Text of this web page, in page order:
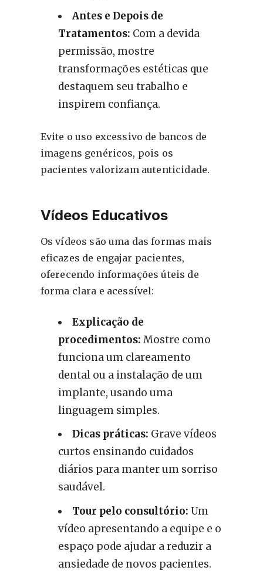
Antes e Depois de
Tratamentos: Com a devida
permissão, mostre
transformações estéticas que
destaquem seu trabalho e
inspirem confiança.
Evite o uso excessivo de bancos de
imagens genéricos, pois os
pacientes valorizam autenticidade.
Vídeos Educativos
Os vídeos são uma das formas mais
eficazes de engajar pacientes,
oferecendo informações úteis de
forma clara e acessível:
Explicação de
procedimentos: Mostre como
funciona um clareamento
dental ou a instalação de um
implante, usando uma
linguagem simples.
Dicas práticas: Grave vídeos
curtos ensinando cuidados
diários para manter um sorriso
saudável.
Tour pelo consultório: Um
vídeo apresentando a equipe e o
espaço pode ajudar a reduzir a
ansiedade de novos pacientes.